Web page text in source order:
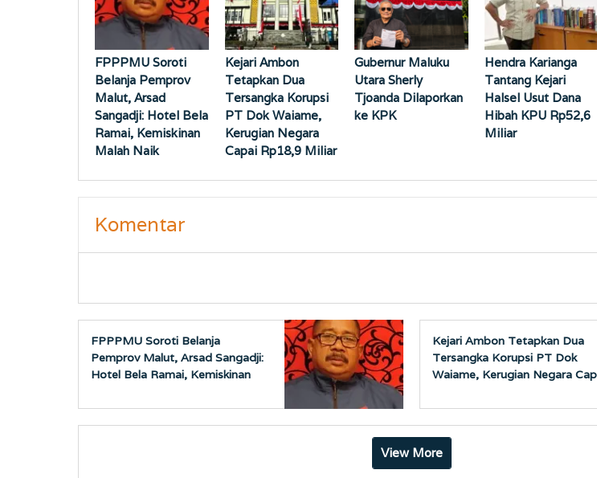
FPPPMU Soroti
Belanja Pemprov
Malut, Arsad
Sangadji: Hotel Bela
Ramai, Kemiskinan
Malah Naik
Kejari Ambon
Tetapkan Dua
Tersangka Korupsi
PT Dok Waiame,
Kerugian Negara
Capai Rp18,9 Miliar
Gubernur Maluku
Utara Sherly
Tjoanda Dilaporkan
ke KPK
Hendra Karianga
Tantang Kejari
Halsel Usut Dana
Hibah KPU Rp52,6
Miliar
Komentar
FPPPMU Soroti Belanja
Pemprov Malut, Arsad Sangadji:
Hotel Bela Ramai, Kemiskinan
Kejari Ambon Tetapkan Dua
Tersangka Korupsi PT Dok
Waiame, Kerugian Negara
View More